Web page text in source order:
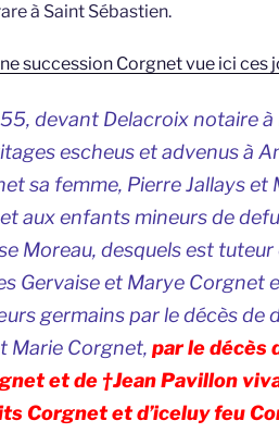
à Saint Sébastien.
succession Corgnet vue ici ces
devant Delacroix notaire
escheus et advenus à
sa femme, Pierre Jallays et
aux enfants mineurs de
Moreau, desquels est
Gervaise et Marye Corgnet
germains par le décès de
Marie Corgnet, par le décès
et de †Jean Pavillon
Corgnet et d’iceluy feu